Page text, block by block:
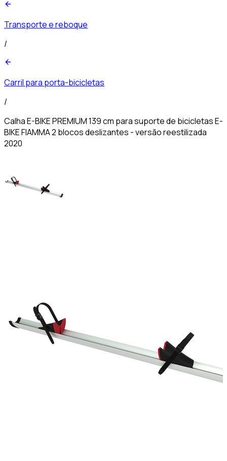
Transporte e reboque
/
Carril para porta-bicicletas
/
Calha E-BIKE PREMIUM 139 cm para suporte de bicicletas E-
BIKE FIAMMA 2 blocos deslizantes - versão reestilizada
2020